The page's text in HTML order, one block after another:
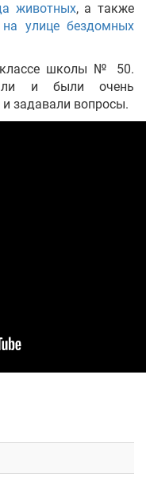
животных, а также
улице бездомных
школы № 50.
и были очень
задавали вопросы.